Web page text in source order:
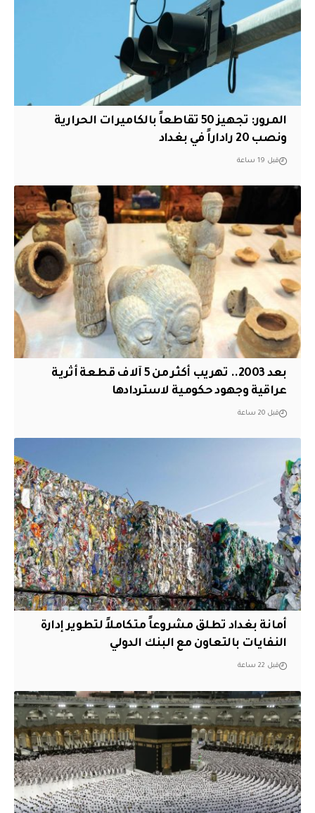
المرور: تجهيز 50 تقاطعاً بالكاميرات الحرارية
ونصب 20 راداراً في بغداد
قبل 19 ساعة
بعد 2003.. تهريب أكثر من 5 آلاف قطعة أثرية
عراقية وجهود حكومية لاستردادها
قبل 20 ساعة
أمانة بغداد تطلق مشروعاً متكاملاً لتطوير إدارة
النفايات بالتعاون مع البنك الدولي
قبل 22 ساعة